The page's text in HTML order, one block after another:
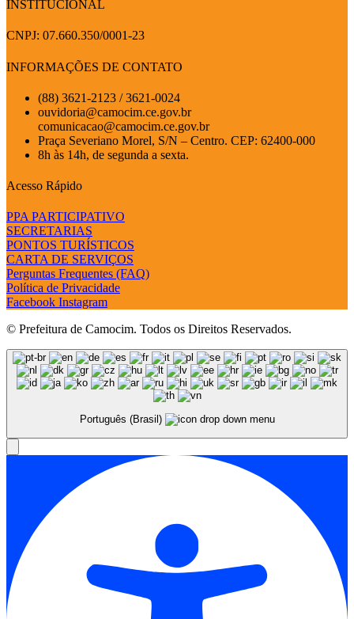
INSTITUCIONAL
CNPJ: 07.660.350/0001-23
INFORMAÇÕES DE CONTATO
(88) 3621-2123 / 3621-0024
ouvidoria@camocim.ce.gov.br
comunicacao@camocim.ce.gov.br
Praça Severiano Morel, S/N – Centro. CEP: 62400-000
8h às 14h, de segunda a sexta.
Acesso Rápido
PPA PARTICIPATIVO
SECRETARIAS
PONTOS TURÍSTICOS
CARTA DE SERVIÇOS
Perguntas Frequentes (FAQ)
Política de Privacidade
Facebook Instagram
© Prefeitura de Camocim. Todos os Direitos Reservados.
Português (Brasil)